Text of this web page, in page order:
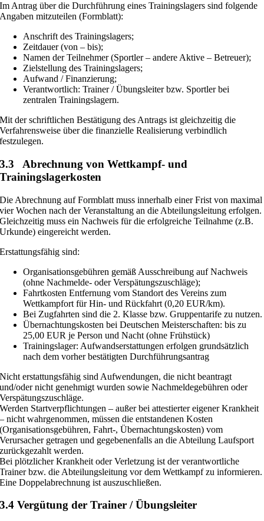
Im Antrag über die Durchführung eines Trainingslagers sind folgende
Angaben mitzuteilen (Formblatt):
Anschrift des Trainingslagers;
Zeitdauer (von – bis);
Namen der Teilnehmer (Sportler – andere Aktive – Betreuer);
Zielstellung des Trainingslagers;
Aufwand / Finanzierung;
Verantwortlich: Trainer / Übungsleiter bzw. Sportler bei
zentralen Trainingslagern.
Mit der schriftlichen Bestätigung des Antrags ist gleichzeitig die
Verfahrensweise über die finanzielle Realisierung verbindlich
festzulegen.
3.3 Abrechnung von Wettkampf- und
Trainingslagerkosten
Die Abrechnung auf Formblatt muss innerhalb einer Frist von maximal
vier Wochen nach der Veranstaltung an die Abteilungsleitung erfolgen.
Gleichzeitig muss ein Nachweis für die erfolgreiche Teilnahme (z.B.
Urkunde) eingereicht werden.
Erstattungsfähig sind:
Organisationsgebühren gemäß Ausschreibung auf Nachweis
(ohne Nachmelde- oder Verspätungszuschläge);
Fahrtkosten Entfernung vom Standort des Vereins zum
Wettkampfort für Hin- und Rückfahrt (0,20 EUR/km).
Bei Zugfahrten sind die 2. Klasse bzw. Gruppentarife zu nutzen.
Übernachtungskosten bei Deutschen Meisterschaften: bis zu
25,00 EUR je Person und Nacht (ohne Frühstück)
Trainingslager: Aufwandserstattungen erfolgen grundsätzlich
nach dem vorher bestätigten Durchführungsantrag
Nicht erstattungsfähig sind Aufwendungen, die nicht beantragt
und/oder nicht genehmigt wurden sowie Nachmeldegebühren oder
Verspätungszuschläge.
Werden Startverpflichtungen – außer bei attestierter eigener Krankheit
– nicht wahrgenommen, müssen die entstandenen Kosten
(Organisationsgebühren, Fahrt-, Übernachtungskosten) vom
Verursacher getragen und gegebenenfalls an die Abteilung Laufsport
zurückgezahlt werden.
Bei plötzlicher Krankheit oder Verletzung ist der verantwortliche
Trainer bzw. die Abteilungsleitung vor dem Wettkampf zu informieren.
Eine Doppelabrechnung ist auszuschließen.
3.4 Vergütung der Trainer / Übungsleiter